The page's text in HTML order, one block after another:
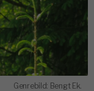
Genrebild: Bengt Ek.